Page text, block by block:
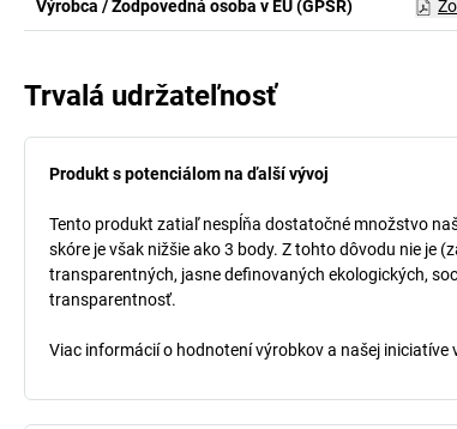
Výrobca / Zodpovedná osoba v EÚ (GPSR)
Trvalá udržateľnosť
Produkt s potenciálom na ďalší vývoj
Tento produkt zatiaľ nespĺňa dostatočné množstvo
skóre je však nižšie ako 3 body. Z tohto dôvodu nie je
transparentných, jasne definovaných ekologických,
transparentnosť.
Viac informácií o hodnotení výrobkov a našej